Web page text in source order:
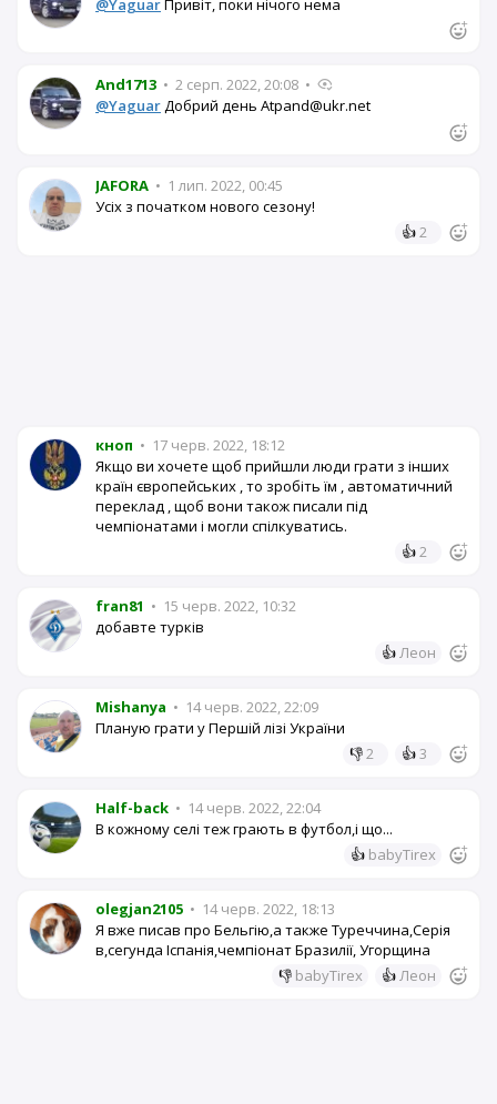
@Yaguar Привіт, поки нічого нема
And1713 • 2 серп. 2022, 20:08 •
@YaguarДобрий день Atpand@ukr.net
JAFORA • 1 лип. 2022, 00:45
Усіх з початком нового сезону!
👍2
кноп • 17 черв. 2022, 18:12
Якщо ви хочете щоб прийшли люди грати з інших
країн європейських , то зробіть їм , автоматичний
переклад , щоб вони також писали під
чемпіонатами і могли спілкуватись.
👍2
fran81 • 15 черв. 2022, 10:32
добавте турків
👍Леон
Mishanya • 14 черв. 2022, 22:09
Планую грати у Першій лізі України
👎2 👍3
Half-back • 14 черв. 2022, 22:04
В кожному селі теж грають в футбол,і що...
👍 babyTirex
olegjan2105 • 14 черв. 2022, 18:13
Я вже писав про Бельгію,а также Туреччина,Серія
в,сегунда Іспанія,чемпіонат Бразилії, Угорщина
👎 babyTirex 👍Леон